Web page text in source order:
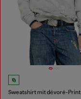
Sweatshirt mit dévoré-Print